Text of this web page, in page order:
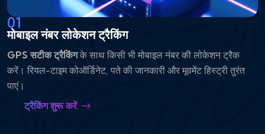
01
मोबाइल नंबर लोकेशन ट्रैकिंग
GPS सटीक ट्रैकिंगके साथ किसी भी मोबाइल नंबर की लोकेशन ट्रैक
करें। रियल-टाइम कोऑर्डिनेट, पते की जानकारी और मूवमेंट हिस्ट्री तुरंत
पाएं।
ट्रैकिंग शुरू करें